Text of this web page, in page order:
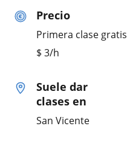
Precio
Primera clase gratis
$ 3/h
Suele dar
clases en
San Vicente